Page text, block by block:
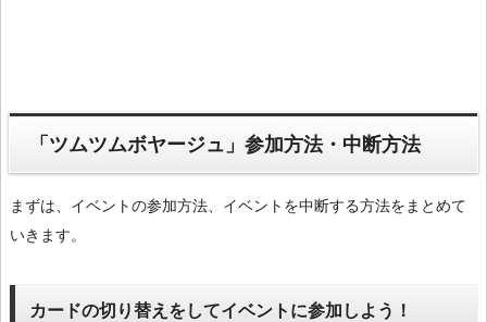
「ツムツムボヤージュ」参加方法・中断方法
まずは、イベントの参加方法、イベントを中断する方法をまとめて
いきます。
カードの切り替えをしてイベントに参加しよう！